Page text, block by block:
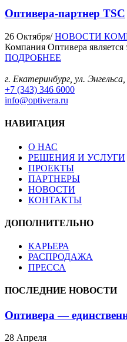
Оптивера-партнер TSC
26 Октября/ НОВОСТИ
Компания Оптивера
ПОДРОБНЕЕ
г. Екатеринбург, ул.
+7 (343) 346 6000
info@optivera.ru
НАВИГАЦИЯ
О НАС
РЕШЕНИЯ И УСЛУГИ
ПРОЕКТЫ
ПАРТНЕРЫ
НОВОСТИ
КОНТАКТЫ
ДОПОЛНИТЕЛЬНО
КАРЬЕРА
РАСПРОДАЖА
ПРЕССА
ПОСЛЕДНИЕ НОВОСТИ
Оптивера —
28 Апреля